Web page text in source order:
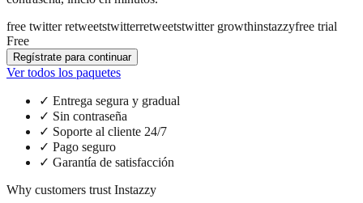
free twitter retweetstwitterretweetstwitter growthinstazzyfree trial
Free
Regístrate para continuar
Ver todos los paquetes
✓ Entrega segura y gradual
✓ Sin contraseña
✓ Soporte al cliente 24/7
✓ Pago seguro
✓ Garantía de satisfacción
Why customers trust Instazzy